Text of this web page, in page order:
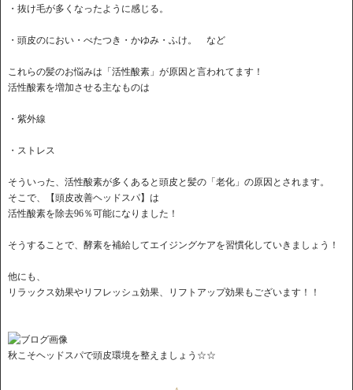
・抜け毛が多くなったように感じる。
・頭皮のにおい・べたつき・かゆみ・ふけ。 など
これらの髪のお悩みは「活性酸素」が原因と言われてます！
活性酸素を増加させる主なものは
・紫外線
・ストレス
そういった、活性酸素が多くあると頭皮と髪の「老化」の原因とされます。
そこで、【頭皮改善ヘッドスパ】は
活性酸素を除去96％可能になりました！
そうすることで、酵素を補給してエイジングケアを習慣化していきましょう！
他にも、
リラックス効果やリフレッシュ効果、リフトアップ効果もございます！！
秋こそヘッドスパで頭皮環境を整えましょう☆☆